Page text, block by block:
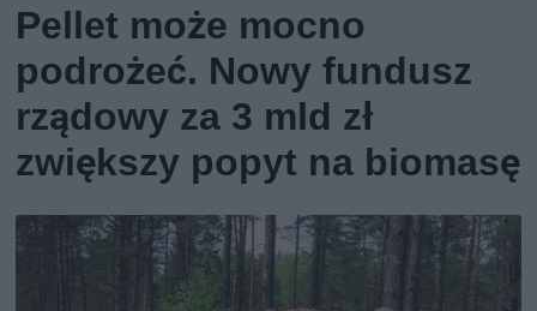
Pellet może mocno
podrożeć. Nowy fundusz
rządowy za 3 mld zł
zwiększy popyt na biomasę